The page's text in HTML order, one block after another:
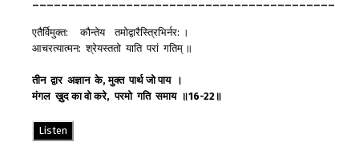
एतैर्विमुक्त: कौन्तेय तमोद्वारैस्त्रिभिर्नर: ।
आचरत्यात्मन: श्रेयस्ततो याति परां गतिम् ॥
तीन द्वार अज्ञान के,मुक्त पार्थ जो पाय
।
मंगल ख़ुद का वो करे,परमो गति समाय ॥16-22 ॥
Listen